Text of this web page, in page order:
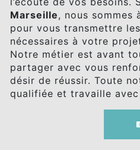
Marseille, nous sommes
pour vous transmettre
nécessaires à votre
Notre métier est avant
partager avec vous
désir de réussir. Toute
qualifiée et travaille